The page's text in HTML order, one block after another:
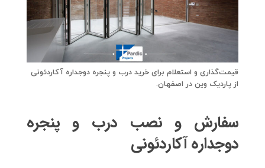
قیمت‌گذاری و استعلام برای خرید درب و پنجره دوجداره آکاردئونی
از پاردیک وین در اصفهان.
سفارش و نصب درب و پنجره
دوجداره آکاردئونی